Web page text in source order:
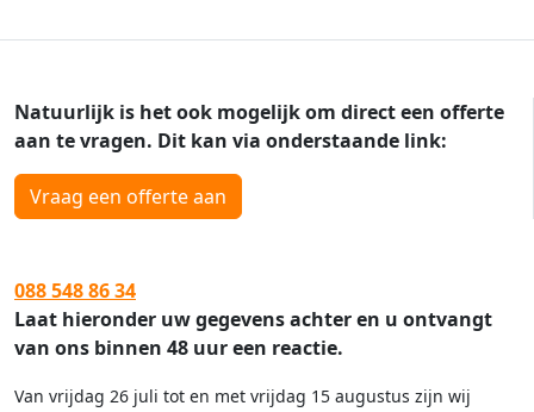
Natuurlijk is het ook mogelijk om direct een offerte
aan te vragen. Dit kan via onderstaande link:
Vraag een offerte aan
088 548 86 34
Laat hieronder uw gegevens achter en u ontvangt
van ons binnen 48 uur een reactie.
Van vrijdag 26 juli tot en met vrijdag 15 augustus zijn wij